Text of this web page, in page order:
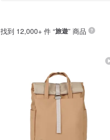
找到 12,000+ 件 “旅遊” 商品